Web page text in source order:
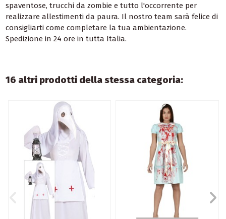
spaventose, trucchi da zombie e tutto l'occorrente per
realizzare allestimenti da paura. Il nostro team sarà felice di
consigliarti come completare la tua ambientazione.
Spedizione in 24 ore in tutta Italia.
16 altri prodotti della stessa categoria: